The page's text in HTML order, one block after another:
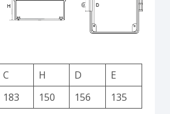
C H D
E
183 150 156 135